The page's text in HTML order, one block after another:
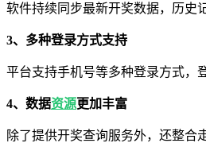
软件持续同步最新开奖数据，历史
3、多种登录方式支持
平台支持手机号等多种登录方式，
4、数据资源更加丰富
除了提供开奖查询服务外，还整合